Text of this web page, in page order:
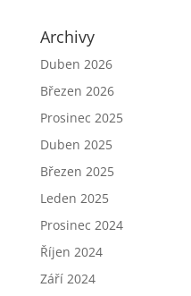
Archivy
Duben 2026
Březen 2026
Prosinec 2025
Duben 2025
Březen 2025
Leden 2025
Prosinec 2024
Říjen 2024
Září 2024